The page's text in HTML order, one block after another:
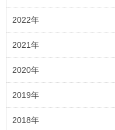
2022年
2021年
2020年
2019年
2018年